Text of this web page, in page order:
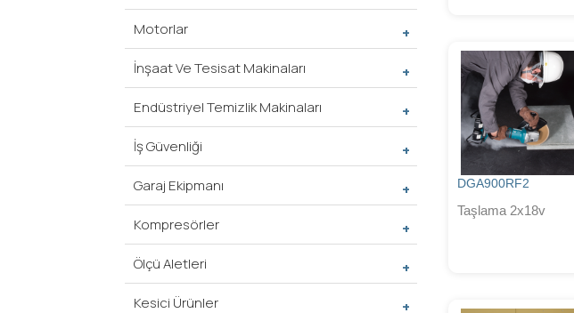
Motorlar
İnşaat Ve Tesisat Makinaları
Endüstriyel Temizlik Makinaları
İş Güvenliği
Garaj Ekipmanı
Kompresörler
Ölçü Aletleri
Kesici Ürünler
DGA900RF2
Taşlama 2x18v